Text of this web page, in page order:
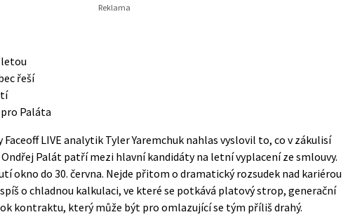
řeší
Paláta
Faceoff LIVE analytik Tyler Yaremchuk nahlas vyslovil to, co v zákulisí
Ondřej Palát patří mezi hlavní kandidáty na letní vyplacení ze smlouvy.
okno do 30. června. Nejde přitom o dramatický rozsudek nad kariérou
o chladnou kalkulaci, ve které se potkává platový strop, generační
kontraktu, který může být pro omlazující se tým příliš drahý.